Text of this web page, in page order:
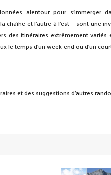
alentour pour s’immerger
chaîne et l’autre à l’est – sont une
des itinéraires extrêmement variés
le temps d’un week-end ou d’un
et des suggestions d’autres